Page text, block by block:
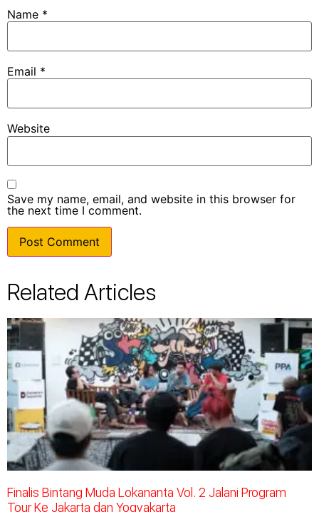
Name *
Email *
Website
Save my name, email, and website in this browser for
the next time I comment.
Related Articles
Finalis Bintang Muda Lokananta Vol. 2 Jalani Program
Tour Ke Jakarta dan Yogyakarta